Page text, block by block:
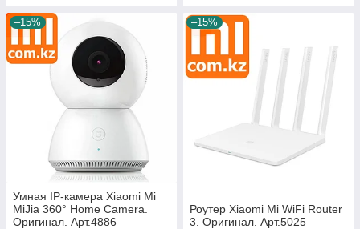
–15%
Умная IP-камера Xiaomi Mi
MiJia 360° Home Camera.
Оригинал. Арт.4886
–15%
Роутер Xiaomi Mi WiFi Router
3. Оригинал. Арт.5025